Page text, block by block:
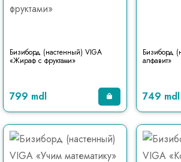
Бизиборд (настенный) VIGA
«Жираф с фруктами»
799 mdl
Бизиборд
алфавит»
749 mdl